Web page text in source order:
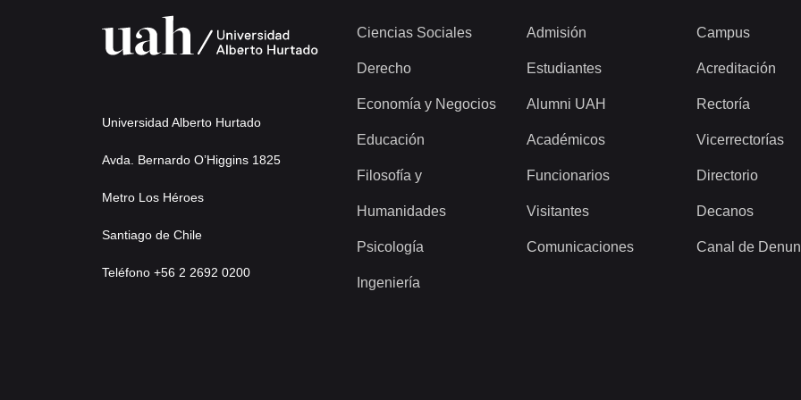
Universidad Alberto Hurtado
Avda. Bernardo O’Higgins 1825
Metro Los Héroes
Santiago de Chile
Teléfono +56 2 2692 0200
Ciencias Sociales
Derecho
Economía y Negocios
Educación
Filosofía y
Humanidades
Psicología
Ingeniería
Admisión
Estudiantes
Alumni UAH
Académicos
Funcionarios
Visitantes
Comunicaciones
Campus
Acreditación
Rectoría
Vicerrectorías
Directorio
Decanos
Canal de